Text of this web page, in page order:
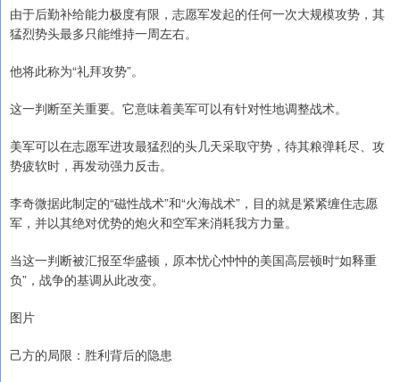
由于后勤补给能力极度有限，志愿军发起的任何一次大规模攻势，其
猛烈势头最多只能维持一周左右。
他将此称为“礼拜攻势”。
这一判断至关重要。它意味着美军可以有针对性地调整战术。
美军可以在志愿军进攻最猛烈的头几天采取守势，待其粮弹耗尽、攻
势疲软时，再发动强力反击。
李奇微据此制定的“磁性战术”和“火海战术”，目的就是紧紧缠住志愿
军，并以其绝对优势的炮火和空军来消耗我方力量。
当这一判断被汇报至华盛顿，原本忧心忡忡的美国高层顿时“如释重
负”，战争的基调从此改变。
图片
己方的局限：胜利背后的隐患